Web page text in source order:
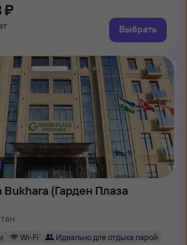
⁠₽
Выбрать
Bukhara (Гарден Плаза
Wi-Fi Идеально для отдыха парой